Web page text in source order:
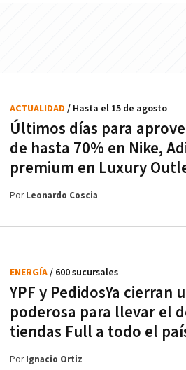
Últimos días para
de hasta 70% en Nike,
premium en Luxury
ACTUALIDAD / Hasta el 15 de agosto
PorLeonardo Coscia
YPF y PedidosYa cierran
poderosa para llevar el
tiendas Full a todo el
ENERGÍA/ 600 sucursales
PorIgnacio Ortiz